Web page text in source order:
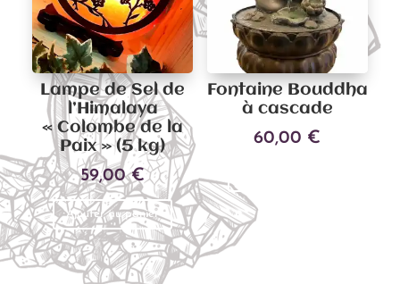
Lampe de Sel de
l’Himalaya
« Colombe de la
Paix » (5 kg)
59,00€
Ajouter au panier
Fontaine Bouddha
à cascade
60,00 €